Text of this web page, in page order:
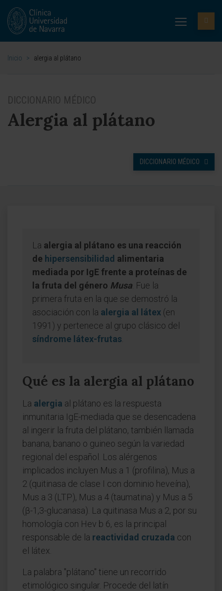
Inicio > alergia al plátano
DICCIONARIO MÉDICO
Alergia al plátano
DICCIONARIO MÉDICO
La alergia al plátano es una reacción
de hipersensibilidad alimentaria
mediada por IgE frente a proteínas de
la fruta del género Musa . Fue la
primera fruta en la que se demostró la
asociación con la alergia al látex (en
1991) y pertenece al grupo clásico del
síndrome látex-frutas
Qué es la alergia al plátano
La alergia al plátano es la respuesta
inmunitaria IgE-mediada que se desencadena
al ingerir la fruta del plátano, también llamada
banana, banano o guineo según la variedad
regional del español. Los alérgenos
implicados incluyen Mus a 1 (profilina), Mus a
2 (quitinasa de clase I con dominio heveína),
Mus a 3 (LTP), Mus a 4 (taumatina) y Mus a 5
(β-1,3-glucanasa). La quitinasa Mus a 2, por su
homología con Hev b 6, es la principal
responsable de la reactividad cruzada con
el látex.
La palabra "plátano" tiene un recorrido
etimológico singular. Procede del latín